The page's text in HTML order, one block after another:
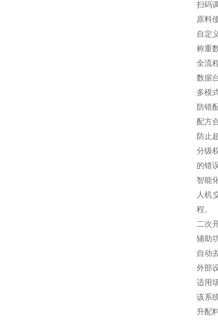
扫码
原料
自定
称重
全流
数据
多模
防错
配方
防止
分级
的错
智能
人机
程。
二次
辅助
自动
外部
适用
该系
升配